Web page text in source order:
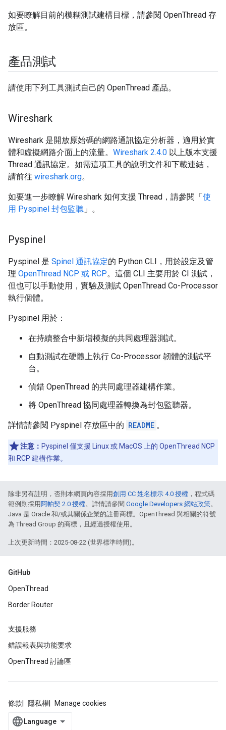
如要瞭解目前的模糊測試建構目標，請參閱 OpenThread 存
放區。
產品測試
請使用下列工具測試自己的 OpenThread 產品。
Wireshark
Wireshark 是開放原始碼的網路通訊協定分析器，適用於實
體和虛擬網路介面上的流量。 Wireshark 2.4.0 以上版本支援
Thread 通訊協定。如需這項工具的說明文件和下載連結，
請前往 wireshark.org。
如要進一步瞭解 Wireshark 如何支援 Thread，請參閱「使
用 Pyspinel 封包監聽 」。
Pyspinel
Pyspinel 是 Spinel 通訊協定的 Python CLI，用於設定及管
理 OpenThread NCP 或 RCP。這個 CLI 主要用於 CI 測試，
但也可以手動使用，實驗及測試 OpenThread Co-Processor
執行個體。
Pyspinel 用於：
在持續整合中新增模擬的共同處理器測試。
自動測試在硬體上執行 Co-Processor 韌體的測試平
台。
偵錯 OpenThread 的共同處理器建構作業。
將 OpenThread 協同處理器轉換為封包監聽器。
詳情請參閱 Pyspinel 存放區中的 README 。
注意： Pyspinel 僅支援 Linux 或 MacOS 上的 OpenThread NCP
和 RCP 建構作業。
除非另有註明，否則本網頁內容採用創用 CC 姓名標示 4.0 授權 ，程式碼
範例則採用 阿帕契 2.0 授權。詳情請參閱 Google Developers 網站政策。
Java 是 Oracle 和/或其關係企業的註冊商標。OpenThread 與相關的符號
為 Thread Group 的商標，且經過授權使用。
上次更新時間：2025-08-22 (世界標準時間)。
GitHub
OpenThread
Border Router
支援服務
錯誤報表與功能要求
OpenThread 討論區
條款 隱私權 Manage cookies